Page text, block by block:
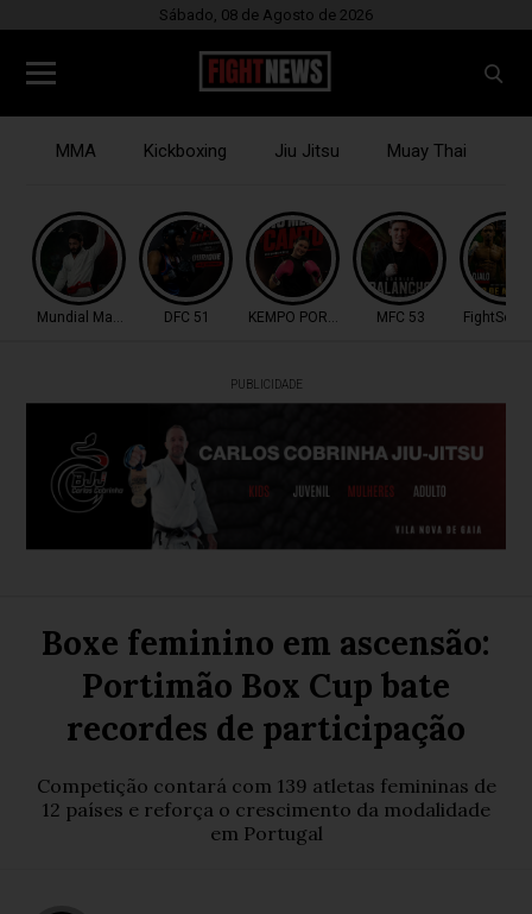
Sábado, 08 de Agosto de 2026
MMA Kickboxing Jiu Jitsu Muay Thai
Mundial Master IBJJFDFC 51 KEMPO PORTUGAL MFC 53
PUBLICIDADE
Boxe feminino em ascensão:
Portimão Box Cup bate
recordes de participação
Competição contará com 139 atletas femininas de
12 países e reforça o crescimento da modalidade
em Portugal